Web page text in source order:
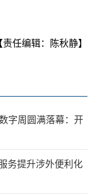
责任编辑：陈秋静】
字周圆满落幕：开
务提升涉外便利化